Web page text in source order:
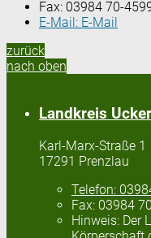
Fax: 03984 70-
E-Mail: E-Mail
zurück
nach oben
Landkreis
Karl-Marx-Straße 1
17291 Prenzlau
Telefon:
Fax: 03984
Hinweis: Der